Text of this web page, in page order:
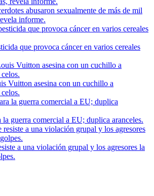
abusaron sexualmente de más de mil
informe.
que provoca cáncer en varios cereales
Vuitton asesina con un cuchillo a
la guerra comercial a EU; duplica aranceles.
a una violación grupal y los agresores la